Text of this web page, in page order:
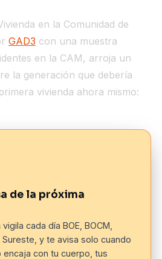
en la Comunidad de
GAD3 con una muestra
en la CAM, arroja un
la generación que debería
vivienda ahora mismo:
de la próxima
cada día BOE, BOCM,
Sureste, y te avisa solo cuando
con tu cuerpo, tus